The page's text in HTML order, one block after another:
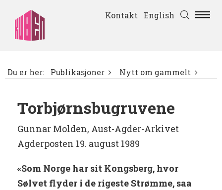
Kontakt English
Du er her: Publikasjoner Nytt om gammelt
Torbjørnsbugruvene
Gunnar Molden, Aust-Agder-Arkivet
Agderposten 19. august 1989
«Som Norge har sit Kongsberg, hvor
Sølvet flyder i de rigeste Strømme, saa